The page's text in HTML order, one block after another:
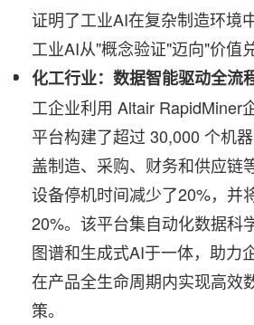
证明了工业AI在复杂制造环境
工业AI从"概念验证"迈向"价值
化工行业：数据智能驱动全流
工企业利用 Altair RapidMiner
平台构建了超过 30,000 个机
盖制造、采购、财务和供应链
设备停机时间减少了20%，并
20%。该平台集自动化数据科
图谱和生成式AI于一体，助力
在产品全生命周期内实现高效
策。